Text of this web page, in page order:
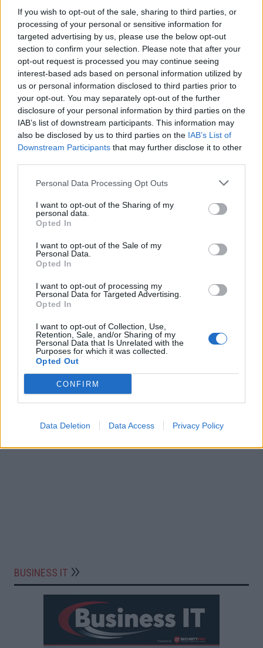
If you wish to opt-out of the sale, sharing to third parties, or
processing of your personal or sensitive information for
targeted advertising by us, please use the below opt-out
section to confirm your selection. Please note that after your
opt-out request is processed you may continue seeing
interest-based ads based on personal information utilized by
us or personal information disclosed to third parties prior to
your opt-out. You may separately opt-out of the further
disclosure of your personal information by third parties on the
IAB’s list of downstream participants. This information may
also be disclosed by us to third parties on the IAB’s List of
Downstream Participants that may further disclose it to other
Personal Data Processing Opt Outs
I want to opt-out of the Sharing of my
personal data.
Opted In
I want to opt-out of the Sale of my
Personal Data.
Opted In
I want to opt-out of processing my
Personal Data for Targeted Advertising.
Opted In
I want to opt-out of Collection, Use,
Retention, Sale, and/or Sharing of my
Personal Data that Is Unrelated with the
Purposes for which it was collected.
Opted Out
CONFIRM
Data Deletion Data Access Privacy Policy
BUSINESS IT